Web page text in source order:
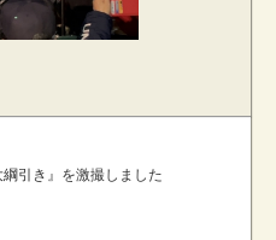
引き』を激撮しました